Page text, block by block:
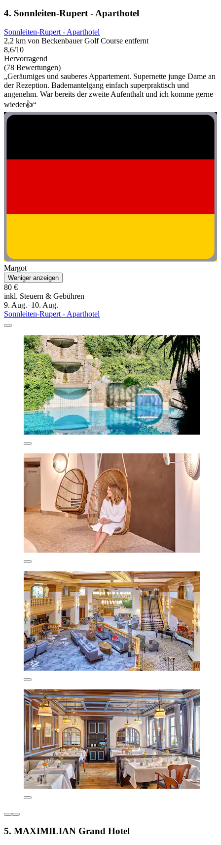
4. Sonnleiten-Rupert - Aparthotel
Sonnleiten-Rupert - Aparthotel
2,2 km von Beckenbauer Golf Course entfernt
8,6/10
Hervorragend
(78 Bewertungen)
„Geräumiges und sauberes Appartement. Supernette junge Dame an
der Rezeption. Bademantelgang einfach superpraktisch und
angenehm. War bereits der zweite Aufenthalt und ich komme gerne
wieder👍“
Margot
Weniger anzeigen
80 €
inkl. Steuern & Gebühren
9. Aug.–10. Aug.
Sonnleiten-Rupert - Aparthotel
5. MAXIMILIAN Grand Hotel